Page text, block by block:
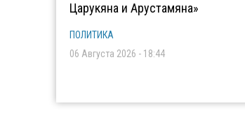
Царукяна и Арустамяна»
ПОЛИТИКА
06 Августа 2026 - 18:44